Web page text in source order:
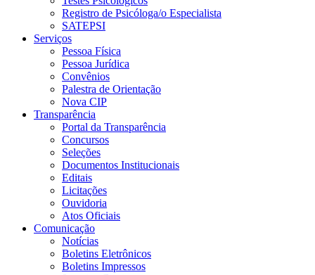
Registro de Psicóloga/o Especialista
SATEPSI
Serviços
Pessoa Física
Pessoa Jurídica
Convênios
Palestra de Orientação
Nova CIP
Transparência
Portal da Transparência
Concursos
Seleções
Documentos Institucionais
Editais
Licitações
Ouvidoria
Atos Oficiais
Comunicação
Notícias
Boletins Eletrônicos
Boletins Impressos